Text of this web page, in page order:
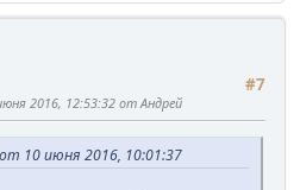
#7
2016, 12:53:32 от Андрей
10 июня 2016, 10:01:37